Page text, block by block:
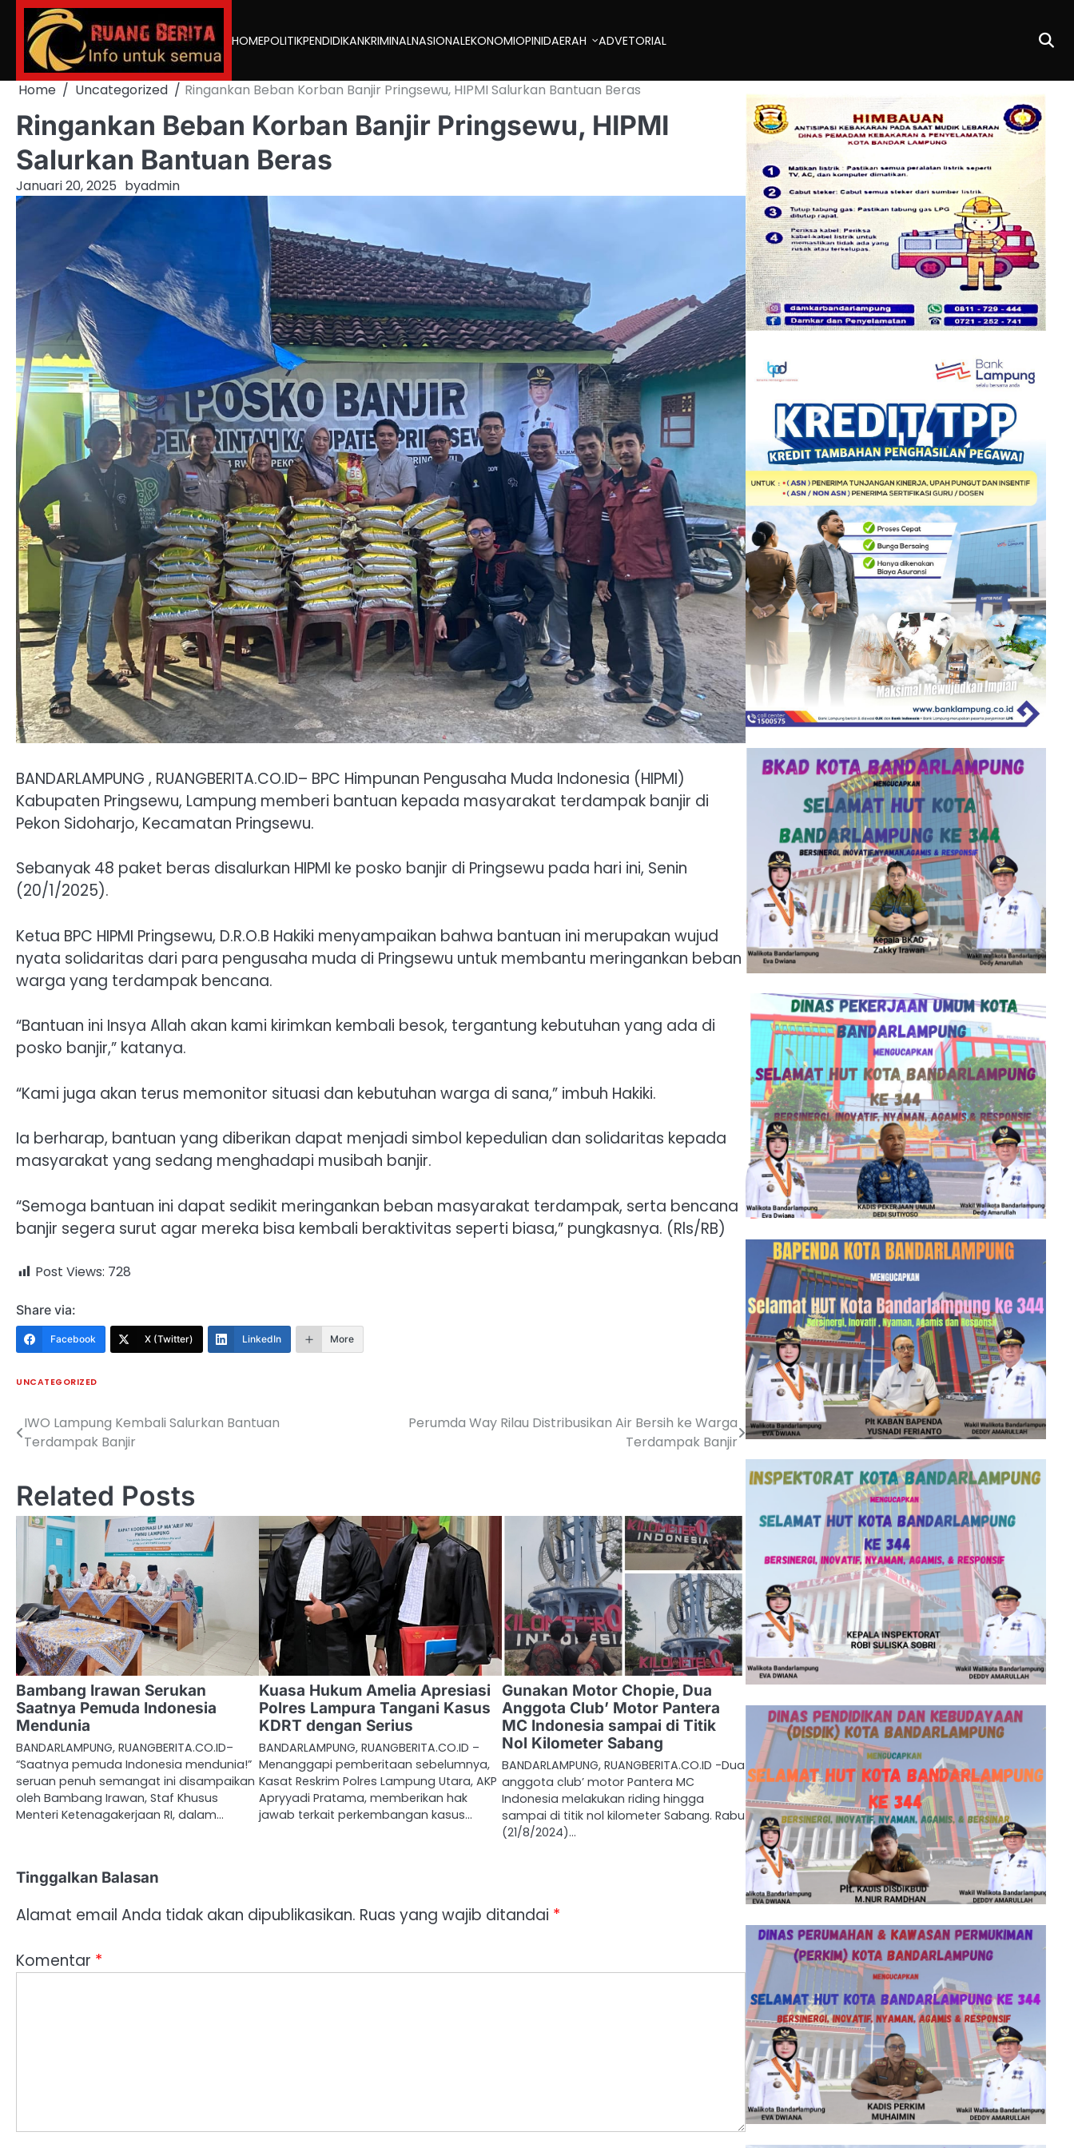
Skip
content
HOMEPOLITIKPENDIDIKANKRIMINALNASIONALEKONOMIOPINIDAERAH ADVETORIAL
Home Uncategorized Ringankan Beban Korban Banjir Pringsewu, HIPMI Salurkan Bantuan Beras
Ringankan Beban Korban Banjir Pringsewu, HIPMI
Salurkan Bantuan Beras
Januari 20, 2025 byadmin
BANDARLAMPUNG , RUANGBERITA.CO.ID– BPC Himpunan Pengusaha Muda Indonesia (HIPMI)
Kabupaten Pringsewu, Lampung memberi bantuan kepada masyarakat terdampak banjir di
Pekon Sidoharjo, Kecamatan Pringsewu.
Sebanyak 48 paket beras disalurkan HIPMI ke posko banjir di Pringsewu pada hari ini, Senin
(20/1/2025).
Ketua BPC HIPMI Pringsewu, D.R.O.B Hakiki menyampaikan bahwa bantuan ini merupakan wujud
nyata solidaritas dari para pengusaha muda di Pringsewu untuk membantu meringankan beban
warga yang terdampak bencana.
“Bantuan ini Insya Allah akan kami kirimkan kembali besok, tergantung kebutuhan yang ada di
posko banjir,” katanya.
“Kami juga akan terus memonitor situasi dan kebutuhan warga di sana,” imbuh Hakiki.
Ia berharap, bantuan yang diberikan dapat menjadi simbol kepedulian dan solidaritas kepada
masyarakat yang sedang menghadapi musibah banjir.
“Semoga bantuan ini dapat sedikit meringankan beban masyarakat terdampak, serta bencana
banjir segera surut agar mereka bisa kembali beraktivitas seperti biasa,” pungkasnya. (Rls/RB)
Post Views: 728
Share via:
Facebook X (Twitter) LinkedIn More
UNCATEGORIZED
Navigasi
IWO Lampung Kembali Salurkan Bantuan
Terdampak Banjir
Perumda Way Rilau Distribusikan Air Bersih ke Warga
Terdampak Banjir
Related Posts
Bambang Irawan Serukan
Saatnya Pemuda Indonesia
Mendunia
BANDARLAMPUNG, RUANGBERITA.CO.ID–
“Saatnya pemuda Indonesia mendunia!”
seruan penuh semangat ini disampaikan
oleh Bambang Irawan, Staf Khusus
Menteri Ketenagakerjaan RI, dalam…
Kuasa Hukum Amelia Apresiasi
Polres Lampura Tangani Kasus
KDRT dengan Serius
BANDARLAMPUNG, RUANGBERITA.CO.ID –
Menanggapi pemberitaan sebelumnya,
Kasat Reskrim Polres Lampung Utara, AKP
Apryyadi Pratama, memberikan hak
jawab terkait perkembangan kasus…
Gunakan Motor Chopie, Dua
Anggota Club’ Motor Pantera
MC Indonesia sampai di Titik
Nol Kilometer Sabang
BANDARLAMPUNG, RUANGBERITA.CO.ID -Dua
anggota club’ motor Pantera MC
Indonesia melakukan riding hingga
sampai di titik nol kilometer Sabang. Rabu
(21/8/2024)…
Tinggalkan Balasan
Alamat email Anda tidak akan dipublikasikan. Ruas yang wajib ditandai *
Komentar *